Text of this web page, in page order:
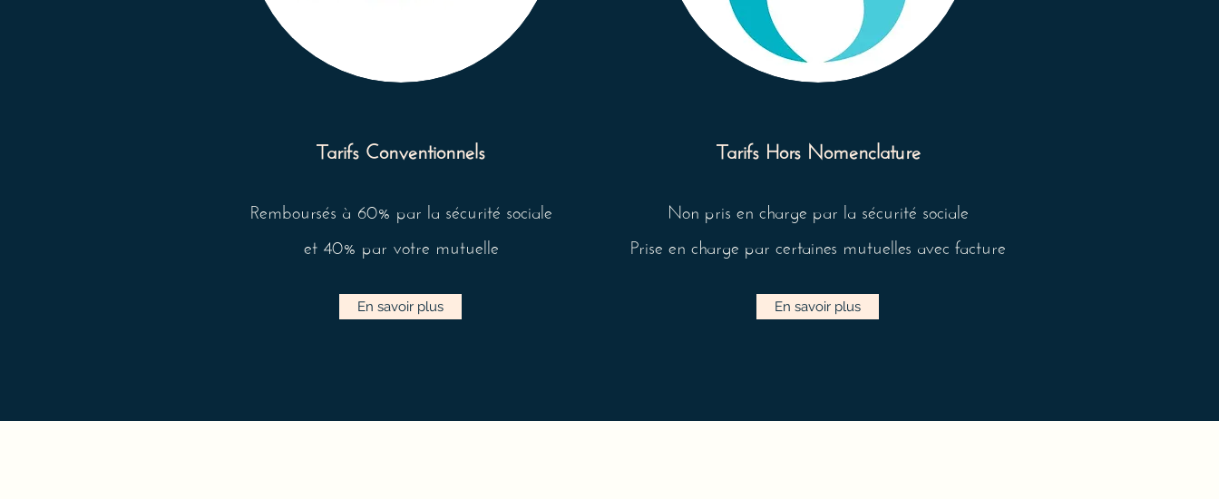
Tarifs Conventionnels
Remboursés à 60% par la sécurité sociale
et 40% par votre mutuelle
En savoir plus
Tarifs Hors Nomenclature
Non pris en charge par la sécurité sociale
Prise en charge par certaines mutuelles avec facture
En savoir plus